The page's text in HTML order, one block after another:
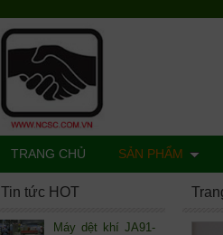
Tin tức HOT
Máy dệt khí JA91-
TRANG CHỦ SẢN PHẨM